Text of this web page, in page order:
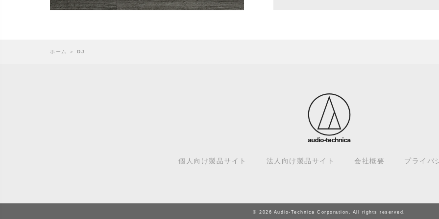
ホーム ＞ DJ
個人向け製品サイト 法人向け製品サイト 会社概要 プライバ
© 2026 Audio-Technica Corporation. All rights reserved.